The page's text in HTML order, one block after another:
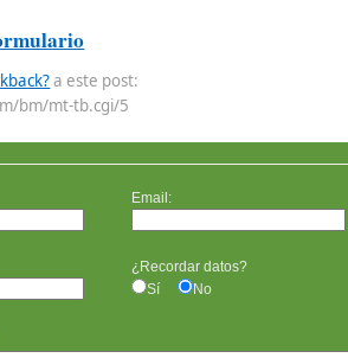
a este post:
bm/mt-tb.cgi/5
Email:
¿Recordar datos?
Sí
No